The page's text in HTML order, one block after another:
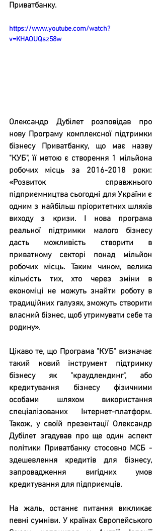
Приватбанку.
https://www.youtube.com/watch?
v=KHAOUQsz58w
Олександр Дубілет розповідав про
нову Програму комплексної підтримки
бізнесу Приватбанку, що має назву
"КУБ", її метою є створення 1 мільйона
робочих місць за 2016-2018 роки:
«Розвиток справжнього
підприємництва сьогодні для України є
одним з найбільш пріоритетних шляхів
виходу з кризи. І нова програма
реальної підтримки малого бізнесу
дасть можливість створити в
приватному секторі понад мільйон
робочих місць. Таким чином, велика
кількість тих, хто через зміни в
економіці не можуть знайти роботу в
традиційних галузях, зможуть створити
власний бізнес, щоб утримувати себе та
родину».
Цікаво те, що Програма "КУБ" визначає
такий новий інструмент підтримку
бізнесу як "краудлендинг", або
кредитування бізнесу фізичними
особами шляхом використання
спеціалізованих Інтернет-платформ.
Також, у своїй презентації Олександр
Дубілет згадував про ще один аспект
політики Приватбанку стосовно МСБ -
здешевлення кредитів для бізнесу,
запровадження вигідних умов
кредитування для підприємців.
На жаль, останнє питання викликає
певні сумніви. У країнах Європейського